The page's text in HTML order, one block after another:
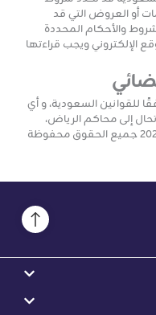
أو العروض التي قد
والأحكام المحددة
الإلكتروني ويجب قراءتها
للقوانين السعودية، و أي
إلى محاكم الرياض،